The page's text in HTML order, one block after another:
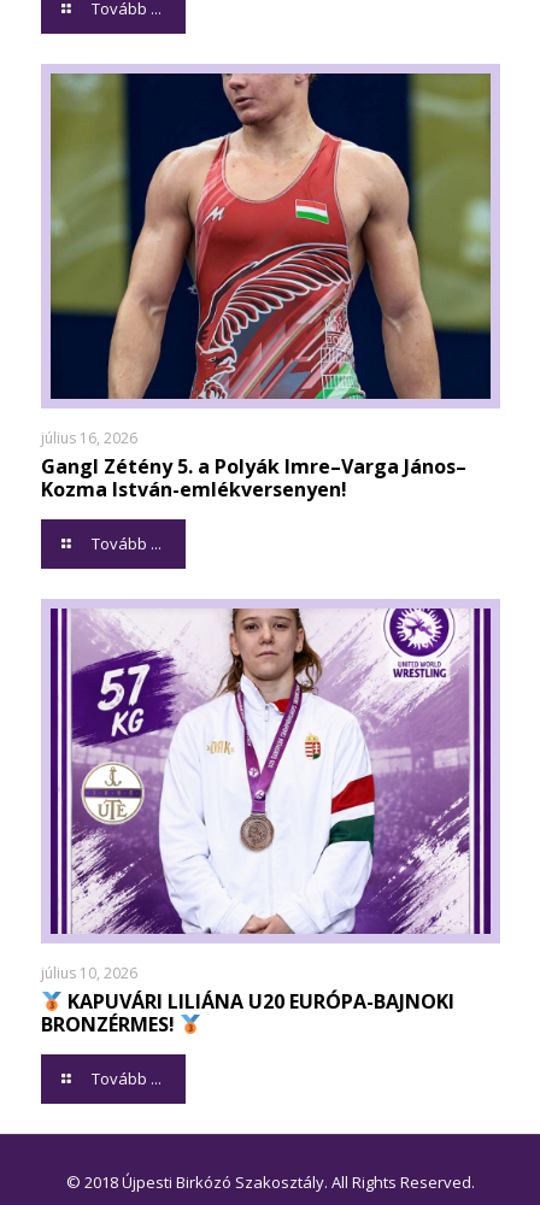
Tovább ...
július 16, 2026
Gangl Zétény 5. a Polyák Imre–Varga János–
Kozma István-emlékversenyen!
Tovább ...
július 10, 2026
KAPUVÁRI LILIÁNA U20 EURÓPA-BAJNOKI
BRONZÉRMES!
Tovább ...
© 2018 Újpesti Birkózó Szakosztály. All Rights Reserved.